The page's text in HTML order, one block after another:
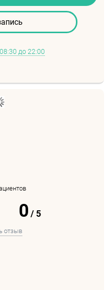
до 22:00
0 / 5
отзыв